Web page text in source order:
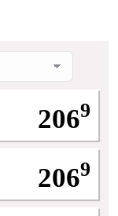
, die mit ihren
aus neun Sorten
2069
2069